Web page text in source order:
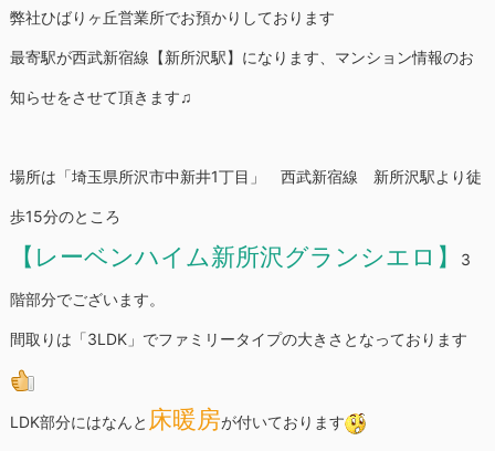
弊社ひばりヶ丘営業所でお預かりしております
最寄駅が西武新宿線【新所沢駅】になります、マンション情報のお
知らせをさせて頂きます♫
場所は「埼玉県所沢市中新井1丁目」 西武新宿線 新所沢駅より徒
歩15分のところ
【レーベンハイム新所沢グランシエロ】 3
階部分でございます。
間取りは「3LDK」でファミリータイプの大きさとなっております
LDK部分にはなんと 床暖房が付いております